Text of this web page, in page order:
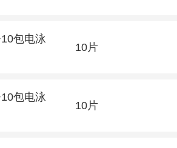
包电泳
10片
包电泳
10片